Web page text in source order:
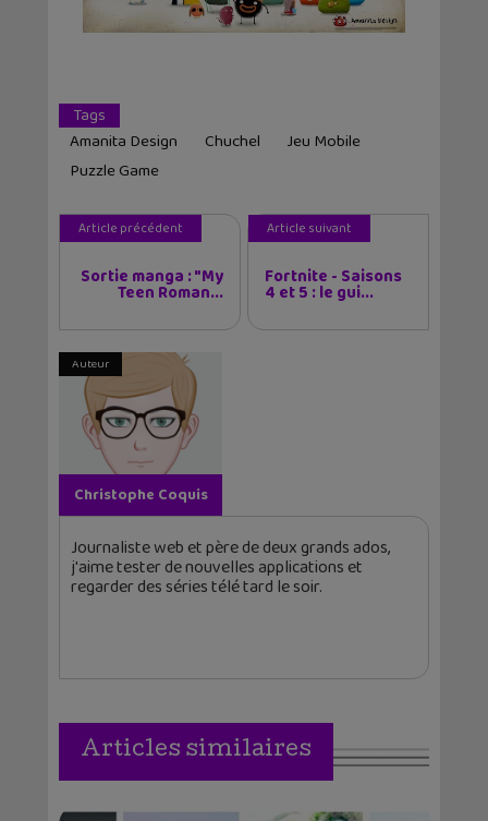
Tags
Amanita Design
Chuchel
Jeu Mobile
Puzzle Game
Article précédent
Sortie manga : "My
Teen Roman...
Article suivant
Fortnite - Saisons
4 et 5 : le gui...
Auteur
Christophe Coquis
Journaliste web et père de deux grands ados,
j'aime tester de nouvelles applications et
regarder des séries télé tard le soir.
Articles similaires